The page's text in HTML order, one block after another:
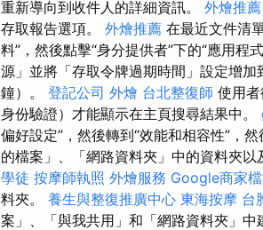
重新導向到收件人的詳細資訊。 外燴推薦
存取報告選項。 外燴推薦 在最近文件清
料”，然後點擊“身分提供者”下的“應用程
源」並將「存取令牌過期時間」設定增加
鐘）。 登記公司 外燴 台北整復師 使用
身份驗證）才能顯示在主頁搜尋結果中。
偏好設定”，然後轉到“效能和相容性”，
的檔案」、「網路資料夾」中的資料夾以
學徒 按摩師執照 外燴服務 Google商家
料夾。 養生與整復推廣中心 東海按摩 台
案」、「與我共用」和「網路資料夾」